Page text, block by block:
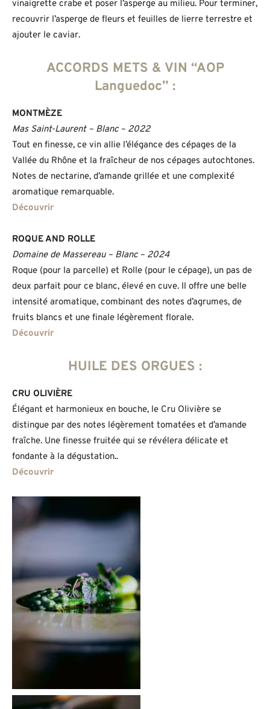
vinaigrette crabe et poser l’asperge au milieu. Pour terminer,
recouvrir l’asperge de fleurs et feuilles de lierre terrestre et
ajouter le caviar.
ACCORDS METS & VIN “AOP
Languedoc” :
MONTMÈZE
Mas Saint-Laurent – Blanc – 2022
Tout en finesse, ce vin allie l’élégance des cépages de la
Vallée du Rhône et la fraîcheur de nos cépages autochtones.
Notes de nectarine, d’amande grillée et une complexité
aromatique remarquable.
Découvrir
ROQUE AND ROLLE
Domaine de Massereau – Blanc – 2024
Roque (pour la parcelle) et Rolle (pour le cépage), un pas de
deux parfait pour ce blanc, élevé en cuve. Il offre une belle
intensité aromatique, combinant des notes d’agrumes, de
fruits blancs et une finale légèrement florale.
Découvrir
HUILE DES ORGUES :
CRU OLIVIÈRE
Élégant et harmonieux en bouche, le Cru Olivière se
distingue par des notes légèrement tomatées et d’amande
fraîche. Une finesse fruitée qui se révélera délicate et
fondante à la dégustation..
Découvrir